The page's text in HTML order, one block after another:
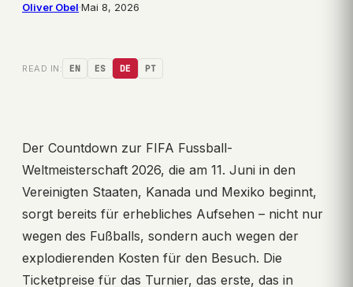
Oliver Obel·Mai 8, 2026
READ IN: EN ES DE PT
Der Countdown zur FIFA Fussball-
Weltmeisterschaft 2026, die am 11. Juni in den
Vereinigten Staaten, Kanada und Mexiko beginnt,
sorgt bereits für erhebliches Aufsehen – nicht nur
wegen des Fußballs, sondern auch wegen der
explodierenden Kosten für den Besuch. Die
Ticketpreise für das Turnier, das erste, das in